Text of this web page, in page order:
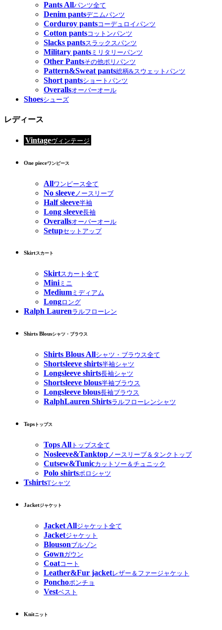
Pants Allパンツ全て
Denim pantsデニムパンツ
Corduroy pantsコーデュロイパンツ
Cotton pantsコットンパンツ
Slacks pantsスラックスパンツ
Military pants ミリタリーパンツ
Other Pantsその他ポリパンツ
Pattern&Sweat pants総柄&スウェットパンツ
Short pantsショートパンツ
Overallsオーバーオール
Shoesシューズ
レディース
Vintageヴィンテージ
One pieceワンピース
Allワンピース全て
No sleeve ノースリーブ
Half sleeve半袖
Long sleeve長袖
Overallsオーバーオール
Setupセットアップ
Skirtスカート
Skirtスカート全て
Miniミニ
Medium ミディアム
Longロング
Ralph Laurenラルフローレン
Shirts Blousシャツ・ブラウス
Shirts Blous Allシャツ・ブラウス全て
Shortsleeve shirts半袖シャツ
Longsleeve shirts長袖シャツ
Shortsleeve blous半袖ブラウス
Longsleeve blous長袖ブラウス
RalphLauren Shirtsラルフローレンシャツ
Tops トップス
Tops All トップス全て
Nosleeve&Tanktopノースリーブ＆タンクトップ
Cutsew&Tunicカットソー＆チュニック
Polo shirtsポロシャツ
TshirtsTシャツ
Jacketジャケット
Jacket Allジャケット全て
Jacketジャケット
Blousonブルゾン
Gownガウン
Coatコート
Leather&Fur jacketレザー＆ファージャケット
Ponchoポンチョ
Vestベスト
Knitニット